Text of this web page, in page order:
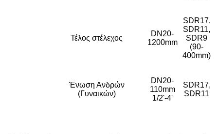
Τέλος στέλεχος
DN20-
1200mm
SDR17,
SDR11,
SDR9
(90-
400mm)
Ένωση Ανδρών
(Γυναικών)
DN20-
110mm
1/2'-4'
SDR17,
SDR11